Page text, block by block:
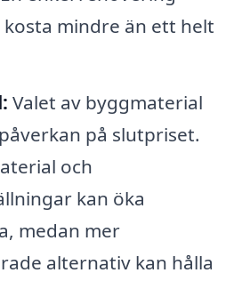
mindre än ett helt
Valet av byggmaterial
på slutpriset.
och
kan öka
medan mer
alternativ kan hålla